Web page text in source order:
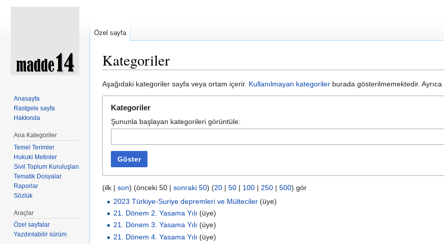
Kategoriler
Aşağıdaki kategoriler sayfa veya ortam içerir. Kullanılmayan kategoriler burada gösterilmemektedir. Ayrıca
Kategoriler
Şununla başlayan kategorileri görüntüle:
Göster
(ilk | son) (önceki 50 | sonraki 50) (20 | 50 | 100 | 250 | 500) gör
2023 Türkiye-Suriye depremleri ve Mülteciler ‏‎ (üye)
21. Dönem 2. Yasama Yılı ‏‎ (üye)
21. Dönem 3. Yasama Yılı ‏‎ (üye)
21. Dönem 4. Yasama Yılı ‏‎ (üye)
Özel sayfa
Anasayfa
Rastgele sayfa
Hakkında
Ana Kategoriler
Temel Terimler
Hukuki Metinler
Sivil Toplum Kuruluşları
Tematik Dosyalar
Raporlar
Sözlük
Araçlar
Özel sayfalar
Yazdırılabilir sürüm